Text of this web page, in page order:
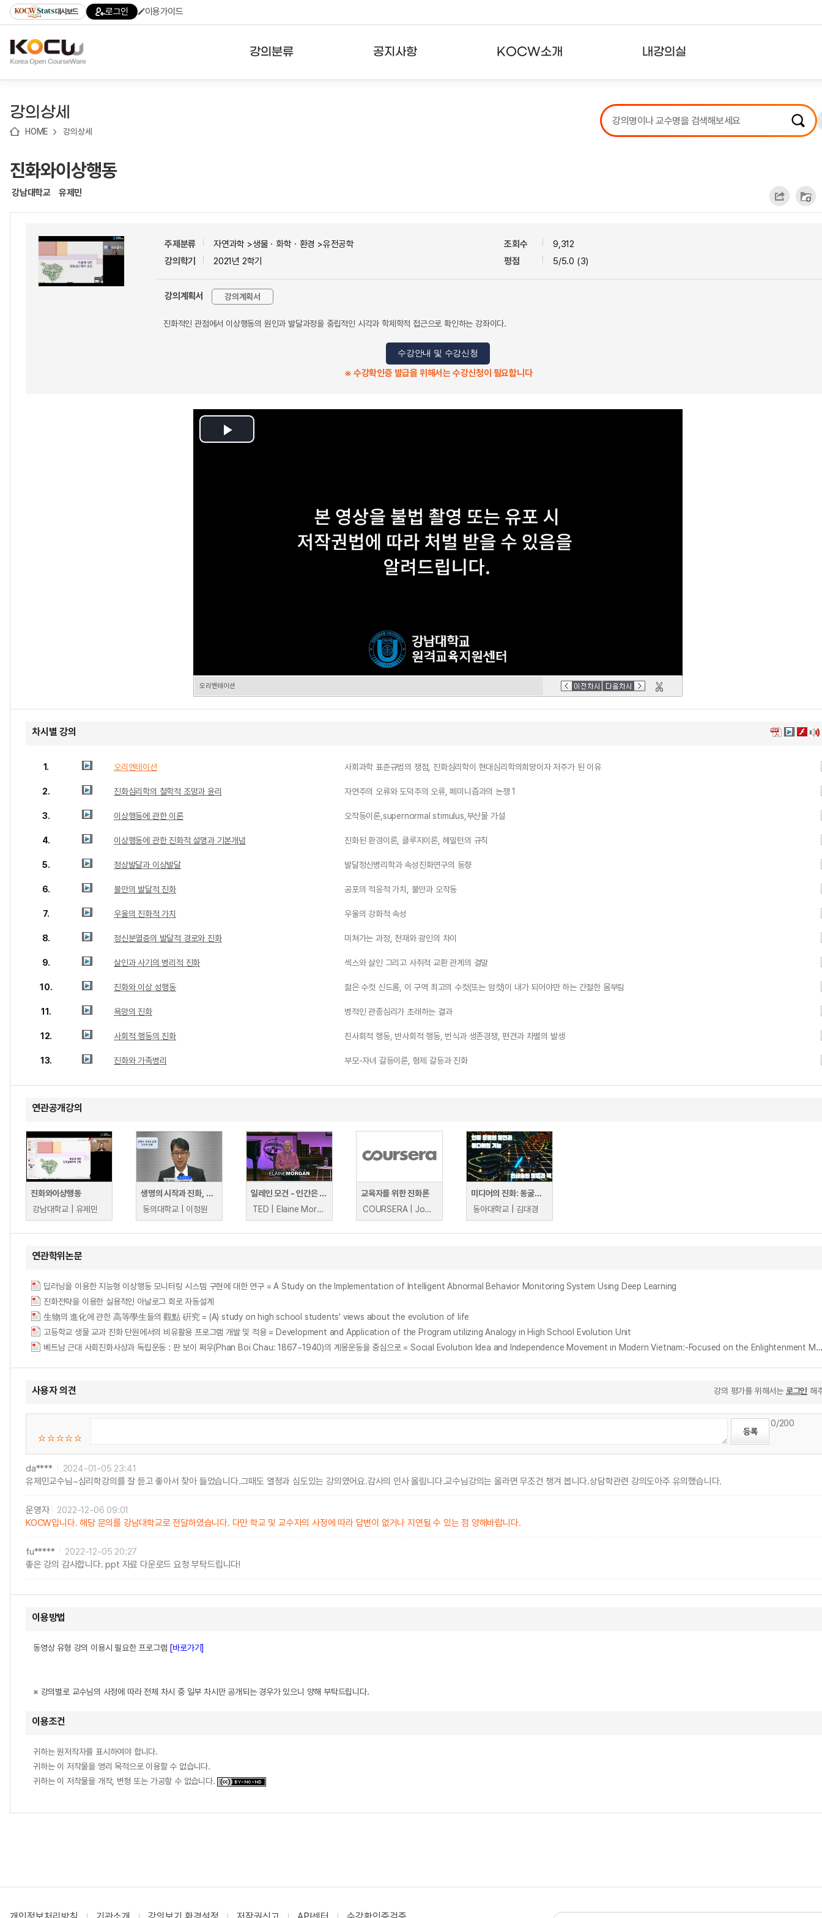
기
기
기
content)
가
대시보드 로그인 이용가이드
강의분류 공지사항 KOCW소개 내강의실
강의리스트
수강확인증강의
강의상세
HOME 강의상세
진화와이상행동
강남대학교 유제민
주제분류
자연과학 >생물ㆍ화학ㆍ환경 >유전공학
강의학기
2021년 2학기
조회수
9,312
평점
5/5.0 (3)
강의계획서 강의계획서
진화적인 관점에서 이상행동의 원인과 발달과정을 중립적인 시각과 학제학적 접근으로 확인하는 강좌이다.
수강안내 및 수강신청
※ 수강확인증 발급을 위해서는 수강신청이 필요합니다
Play
오리엔테이션
차시별 강의
1. 오리엔테이션 사회과학 표준규범의 쟁점, 진화심리학이 현대심리학의희망이자 저주가 된 이유
2. 진화심리학의 철학적 조망과 윤리 자연주의 오류와 도덕주의 오류, 페미니즘과의 논쟁 1
3. 이상행동에 관한 이론 오작동이론,supernormal stimulus,부산물 가설
4. 이상행동에 관한 진화적 설명과 기본개념 진화된 환경이론, 클루지이론, 헤밀턴의 규칙
5. 정상발달과 이상발달 발달정신병리학과 속성진화연구의 동향
6. 불안의 발달적 진화 공포의 적응적 가치, 불안과 오작동
7. 우울의 진화적 가치 우울의 강화적 속성
8. 정신분열증의 발달적 경로와 진화 미쳐가는 과정, 천재와 광인의 차이
9. 살인과 사기의 병리적 진화 섹스와 살인 그리고 사취적 교환 관계의 결말
10. 진화와 이상 성행동 젊은 수컷 신드롬, 이 구역 최고의 수컷(또는 암컷)이 내가 되어야만 하는 간절한 몸부림
11. 욕망의 진화 병적인 관종심리가 초래하는 결과
12. 사회적 행동의 진화 친사회적 행동, 반사회적 행동, 번식과 생존경쟁, 편견과 차별의 발생
13. 진화와 가족병리 부모-자녀 갈등이론, 형제 갈등과 진화
연관공개강의
진화와이상행동
강남대학교 | 유제민
생명의 시작과 진화, 그리고 인류
동의대학교 | 이정원
일레인 모건 - 인간은 수생유인원에서 진화했다
TED | Elaine Morgan
교육자를 위한 진화론
COURSERA | Joel Cracraft, Ph.D, David Randle, Ph.D.
미디어의 진화: 동굴벽화부터 메타버스까지
동아대학교 | 김대경
연관학위논문
딥러닝을 이용한 지능형 이상행동 모니터링 시스템 구현에 대한 연구 = A Study on the Implementation of Intelligent Abnormal Behavior Monitoring System Using Deep Learning
진화전략을 이용한 실용적인 아날로그 회로 자동설계
生物의 進化에 관한 高等學生들의 觀點 硏究 = (A) study on high school students' views about the evolution of life
고등학교 생물 교과 진화 단원에서의 비유활용 프로그램 개발 및 적용 = Development and Application of the Program utilizing Analogy in High School Evolution Unit
베트남 근대 사회진화사상과 독립운동 : 판 보이 쩌우(Phan Boi Chau: 1867~1940)의 계몽운동을 중심으로 = Social Evolution Idea and Independence Movement in Modern Vietnam:-Focused on the Enlightenment Movement of Phan Boi Chau (1867~1940)-
사용자 의견 강의 평가를 위해서는 로그인 해
0/200
da****
2024-01-05 23:41
유제민교수님~심리학강의를 잘 듣고 좋아서 찾아 들었습니다.그때도 열정과 심도있는 강의였어요.감사의 인사 올림니다.교수님강의는 올라면 무조건 챙겨 봅니다.상담학관련 강의도아주 유의했습니다.
운영자
2022-12-06 09:01
KOCW입니다. 해당 문의를 강남대학교로 전달하였습니다. 다만 학교 및 교수자의 사정에 따라 답변이 없거나 지연될 수 있는 점 양해바랍니다.
fu*****
2022-12-05 20:27
좋은 강의 감사합니다. ppt 자료 다운로드 요청 부탁드립니다!
이용방법
동영상 유형 강의 이용시 필요한 프로그램 [바로가기]
※ 강의별로 교수님의 사정에 따라 전체 차시 중 일부 차시만 공개되는 경우가 있으니 양해 부탁드립니다.
이용조건
귀하는 원저작자를 표시하여야 합니다.
귀하는 이 저작물을 영리 목적으로 이용할 수 없습니다.
귀하는 이 저작물을 개작, 변형 또는 가공할 수 없습니다.